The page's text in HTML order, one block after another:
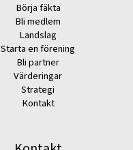
Börja fäkta
Bli medlem
Landslag
Starta en förening
Bli partner
Värderingar
Strategi
Kontakt